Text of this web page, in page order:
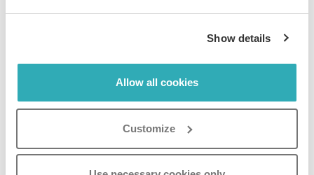
Show details
Allow all cookies
Customize
Iceland Foods
“Wenn Sie eine einfache Möglichkeit suchen, Ihr
Kundenmagazin oder Ihren Katalog zu digitalisieren,
kann ich Paperturn wärmstens empfehlen.”